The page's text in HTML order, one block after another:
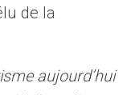
de la
aujourd’hui